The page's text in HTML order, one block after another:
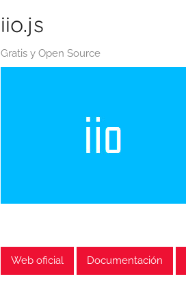
iio.js
Gratis y Open Source
Web oficial Documentación